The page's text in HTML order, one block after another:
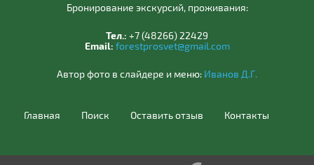
Бронирование экскурсий, проживания:
Тел.: +7 (48266) 22429
Email: forestprosvet@gmail.com
Автор фото в слайдере и меню: Иванов Д.Г.
Главная Поиск Оставить отзыв Контакты